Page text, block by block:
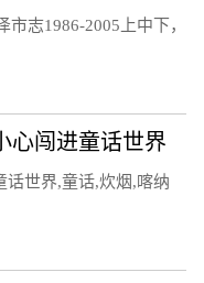
志1986-2005上中下，
心闯进童话世界
话世界,童话,炊烟,喀纳